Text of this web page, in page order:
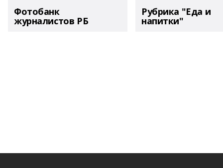
Фотобанк
журналистов РБ
Рубрика "Еда и
напитки"